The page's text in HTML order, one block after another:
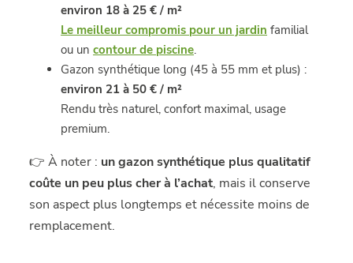
environ 18 à 25 € / m²
Le meilleur compromis pour un jardin familial
ou uncontour de piscine.
Gazon synthétique long (45 à 55 mm et plus) :
environ 21 à 50 € / m²
Rendu très naturel, confort maximal, usage
premium.
👉 À noter : un gazon synthétique plus qualitatif
coûte un peu plus cher à l’achat, mais il conserve
son aspect plus longtemps et nécessite moins de
remplacement.